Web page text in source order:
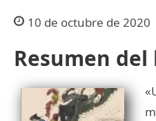
10 de octubre de 2020
Resumen